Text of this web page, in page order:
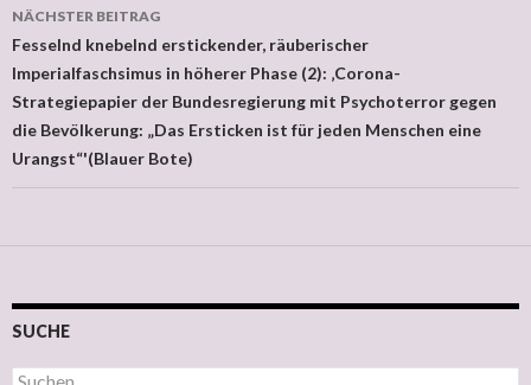
NÄCHSTER BEITRAG
Fesselnd knebelnd erstickender, räuberischer
Imperialfaschsimus in höherer Phase (2): ‚Corona-
Strategiepapier der Bundesregierung mit Psychoterror gegen
die Bevölkerung: „Das Ersticken ist für jeden Menschen eine
Urangst“'(Blauer Bote)
SUCHE
Suchen nach: